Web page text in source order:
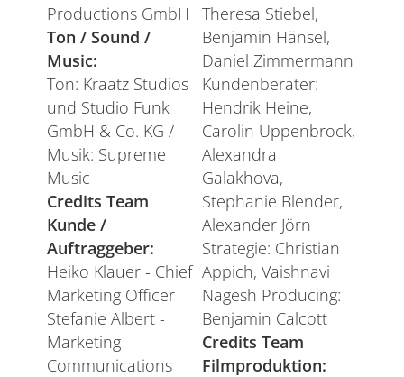
Productions GmbH
Ton / Sound /
Music:
Ton: Kraatz Studios
und Studio Funk
GmbH & Co. KG /
Musik: Supreme
Music
Credits Team
Kunde /
Auftraggeber:
Heiko Klauer - Chief
Marketing Officer
Stefanie Albert -
Marketing
Communications
Theresa Stiebel,
Benjamin Hänsel,
Daniel Zimmermann
Kundenberater:
Hendrik Heine,
Carolin Uppenbrock,
Alexandra
Galakhova,
Stephanie Blender,
Alexander Jörn
Strategie: Christian
Appich, Vaishnavi
Nagesh Producing:
Benjamin Calcott
Credits Team
Filmproduktion: